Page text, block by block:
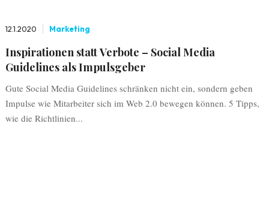
12.1.2020 Marketing
Inspirationen statt Verbote – Social Media
Guidelines als Impulsgeber
Gute Social Media Guidelines schränken nicht ein, sondern geben
Impulse wie Mitarbeiter sich im Web 2.0 bewegen können. 5 Tipps,
wie die Richtlinien...